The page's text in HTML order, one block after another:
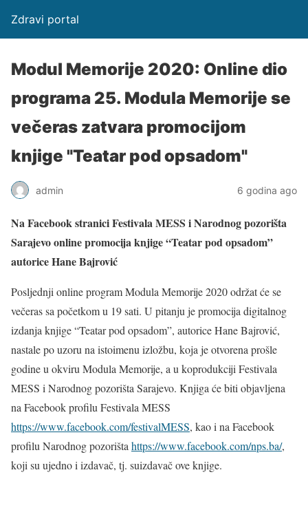
Zdravi portal
Modul Memorije 2020: Online dio
programa 25. Modula Memorije se
večeras zatvara promocijom
knjige "Teatar pod opsadom"
admin 6 godina ago
Na Facebook stranici Festivala MESS i Narodnog pozorišta
Sarajevo online promocija knjige “Teatar pod opsadom”
autorice Hane Bajrović
Posljednji online program Modula Memorije 2020 održat će se
večeras sa početkom u 19 sati. U pitanju je promocija digitalnog
izdanja knjige “Teatar pod opsadom”, autorice Hane Bajrović,
nastale po uzoru na istoimenu izložbu, koja je otvorena prošle
godine u okviru Modula Memorije, a u koprodukciji Festivala
MESS i Narodnog pozorišta Sarajevo. Knjiga će biti objavljena
na Facebook profilu Festivala MESS
https://www.facebook.com/festivalMESS, kao i na Facebook
profilu Narodnog pozorišta https://www.facebook.com/nps.ba/,
koji su ujedno i izdavač, tj. suizdavač ove knjige.